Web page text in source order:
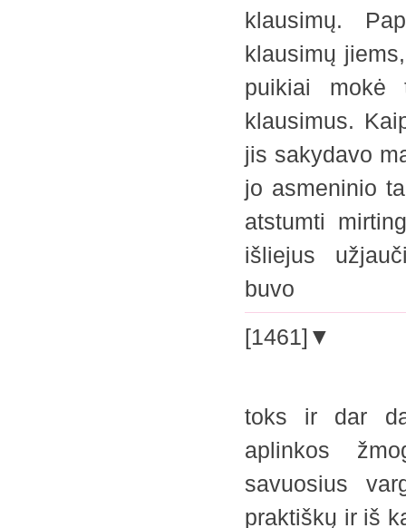
klausimų.
klausimų
puikiai mokė
klausimus.
jis sakydavo
jo asmeninio
atstumti
išliejus
buvo
[1461]▼
toks ir dar
aplinkos
savuosius
praktiškų ir iš